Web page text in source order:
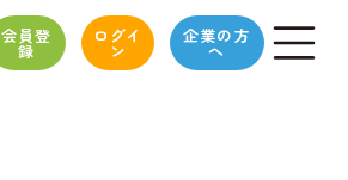
会員登
録
ログイ
ン
企業の方
へ